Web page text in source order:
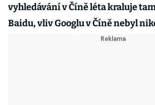
vyhledávání v Číně léta kraluje
Baidu, vliv Googlu v Číně nebyl